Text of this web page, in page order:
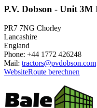
P.V. Dobson - Unit 3M
PR7 7NG Chorley
Lancashire
England
Phone: +44 1772 426248
Mail: tractors@pvdobson.com
WebsiteRoute berechnen